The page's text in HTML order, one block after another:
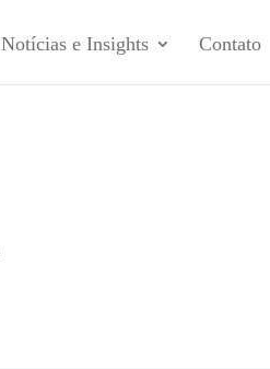
Notícias e Insights Contato